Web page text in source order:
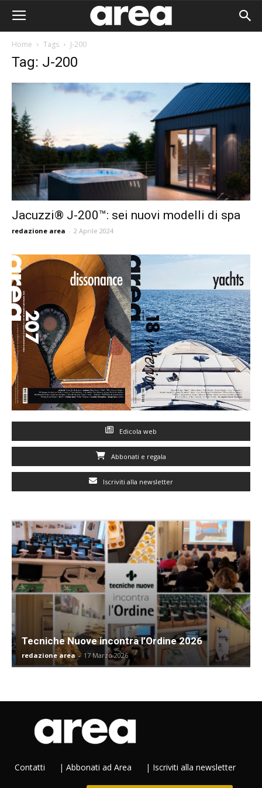
Home Tags J-200
Tag: J-200
Jacuzzi® J-200™: sei nuovi modelli di spa
redazione area - 2 Aprile 2024
Edicola web
Abbonati e regala
Iscriviti alla newsletter
Tecniche Nuove incontra l’Ordine 2026
redazione area - 17 Marzo 2026
Contatti | Abbonati ad Area | Iscriviti alla newsletter